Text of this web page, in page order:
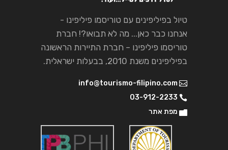
טיול בפיליפינים עם טוריסמו פיליפינו -
אנחנו כבר כאן... מה לא תבואו?! חברת
טוריסמו פיליפינו – חברת התיירות הראשונה
בפיליפינים משנת 2010, בבעלות ישראלית.
info@tourismo-filipino.com
03-912-2233
מפת אתר